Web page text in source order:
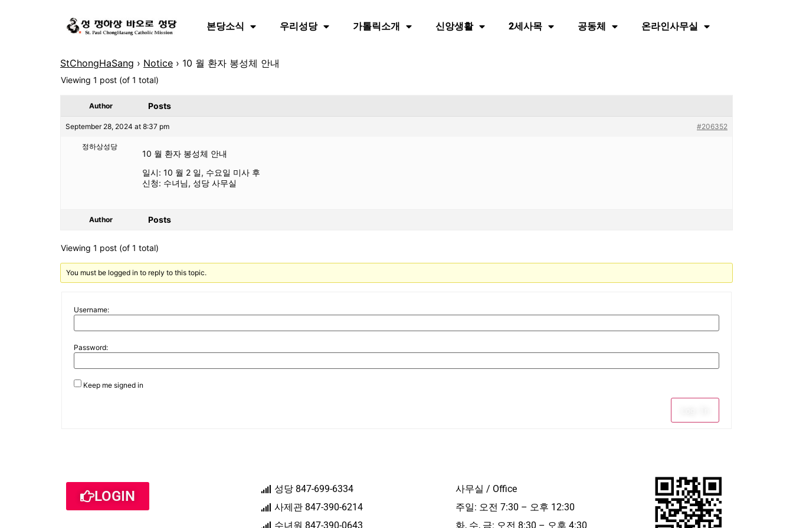
본당소식 우리성당 가톨릭소개 신앙생활 2세사목 공동체 온라인사무실
StChongHaSang › Notice › 10 월 환자 봉성체 안내
Viewing 1 post (of 1 total)
Author Posts
September 28, 2024 at 8:37 pm #206352
정하상성당
10 월 환자 봉성체 안내
일시: 10 월 2 일, 수요일 미사 후
신청: 수녀님, 성당 사무실
Author Posts
Viewing 1 post (of 1 total)
You must be logged in to reply to this topic.
Username:
Password:
Keep me signed in
LOGIN
성당 847-699-6334
사제관 847-390-6214
수녀원 847-390-0643
사무실 / Office
주일: 오전 7:30 – 오후 12:30
화, 수, 금: 오전 8:30 – 오후 4:30